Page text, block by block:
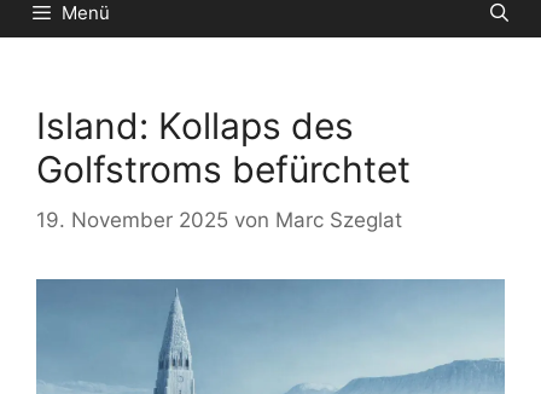
Menü
Island: Kollaps des
Golfstroms befürchtet
19. November 2025 von Marc Szeglat